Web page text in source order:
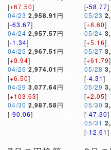
[+67.50]
04/23 2,958.91 円
[-63.67]
04/24 2,957.57円
[-1.34]
04/25 2,967.51 円
[+9.94]
04/26 2,974.01 円
[+6.50]
04/29 3,077.64円
[+103.63]
04/30 2,987.58円
[-90.06]
[-58.77]
05/23
[+8.60]
05/24
[+5.16]
05/27
[+61.79]
05/28
[-4.31]
05/29
[+2.05]
05/30
[-47.30]
05/31
[-12.61]